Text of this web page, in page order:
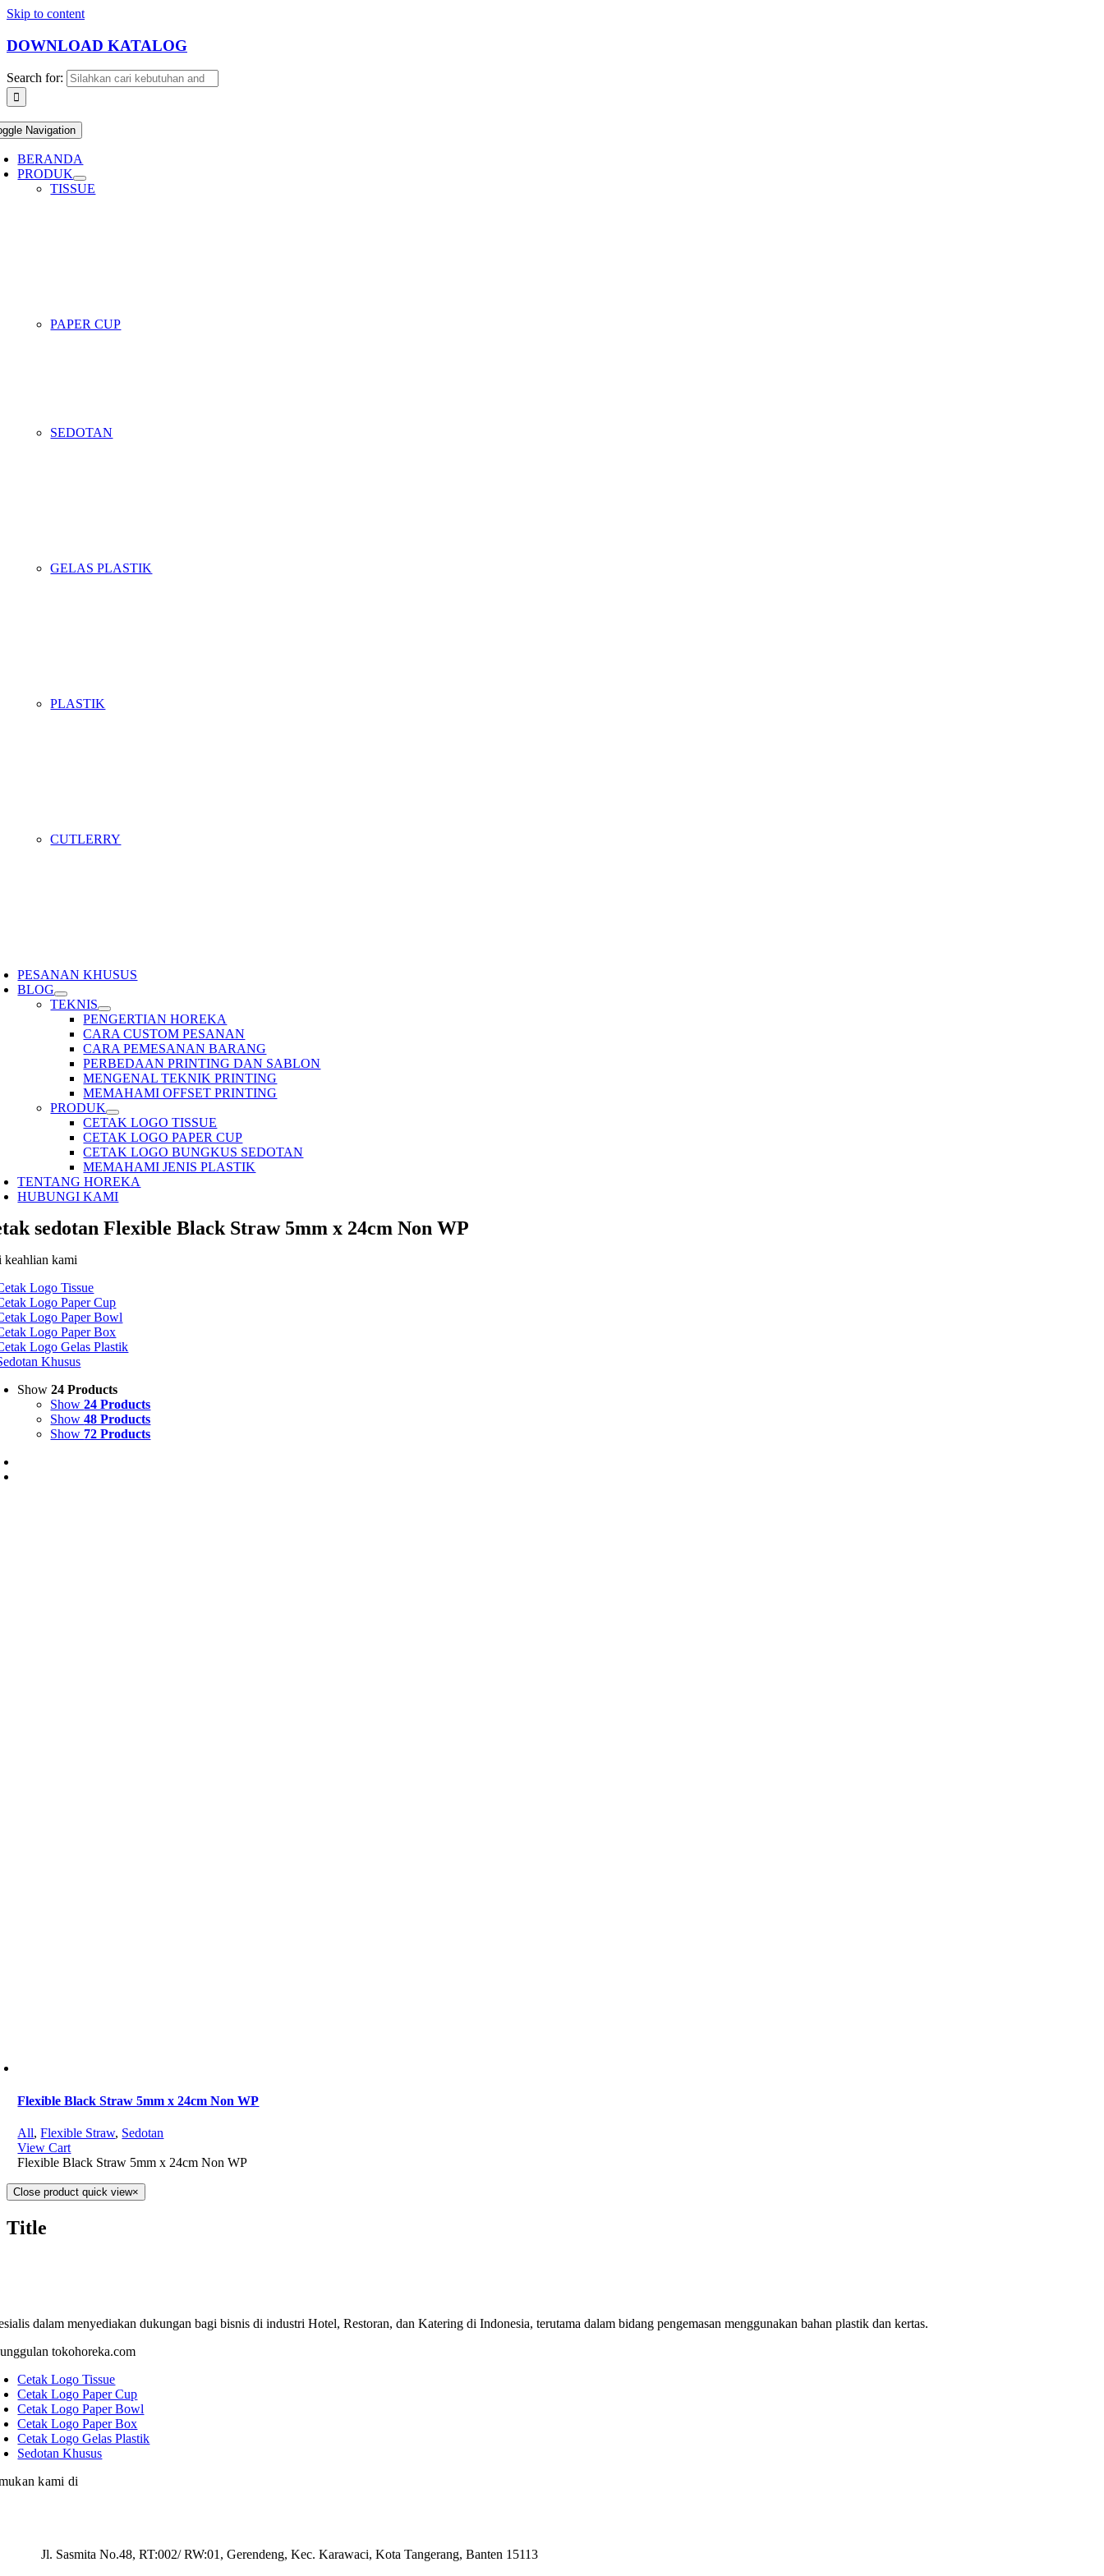
Skip to content
DOWNLOAD KATALOG
Search for:
Navigation
BERANDA
PRODUK
TISSUE
PAPER CUP
SEDOTAN
GELAS PLASTIK
PLASTIK
CUTLERRY
PESANAN KHUSUS
BLOG
TEKNIS
PENGERTIAN HOREKA
CARA CUSTOM PESANAN
CARA PEMESANAN BARANG
PERBEDAAN PRINTING DAN SABLON
MENGENAL TEKNIK PRINTING
MEMAHAMI OFFSET PRINTING
PRODUK
CETAK LOGO TISSUE
CETAK LOGO PAPER CUP
CETAK LOGO BUNGKUS SEDOTAN
MEMAHAMI JENIS PLASTIK
TENTANG HOREKA
HUBUNGI KAMI
sedotan Flexible Black Straw 5mm x 24cm Non WP
keahlian kami
Logo Tissue
Logo Paper Cup
Logo Paper Bowl
Logo Paper Box
Logo Gelas Plastik
Khusus
Show24 Products
Show24 Products
Show48 Products
Show 72 Products
Flexible Black Straw 5mm x 24cm Non WP
All,Flexible Straw, Sedotan
View Cart
Flexible Black Straw 5mm x 24cm Non WP
Close product quick view×
Title
dalam menyediakan dukungan bagi bisnis di industri Hotel, Restoran, dan Katering di Indonesia, terutama dalam bidang pengemasan menggunakan bahan plastik dan kertas.
tokohoreka.com
Cetak Logo Tissue
Cetak Logo Paper Cup
Cetak Logo Paper Bowl
Cetak Logo Paper Box
Cetak Logo Gelas Plastik
Sedotan Khusus
kami di
Jl. Sasmita No.48, RT:002/ RW:01, Gerendeng, Kec. Karawaci, Kota Tangerang, Banten 15113